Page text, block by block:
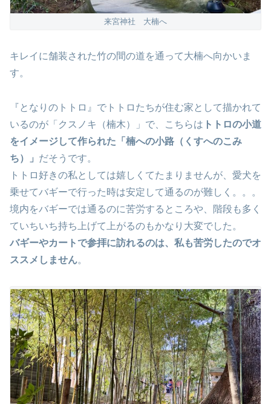
来宮神社 大楠へ
キレイに舗装された竹の間の道を通って大楠へ向かいま
す。
『となりのトトロ』でトトロたちが住む家として描かれて
いるのが「クスノキ（楠木）」で、こちらは トトロの小道
をイメージして作られた「楠への小路（くすへのこみ
ち）」 だそうです。
トトロ好きの私としては嬉しくてたまりませんが、愛犬を
乗せてバギーで行った時は安定して通るのが難しく。。。
境内をバギーでは通るのに苦労するところや、階段も多く
ていちいち持ち上げて上がるのもかなり大変でした。
バギーやカートで参拝に訪れるのは、私も苦労したのでオ
ススメしません。